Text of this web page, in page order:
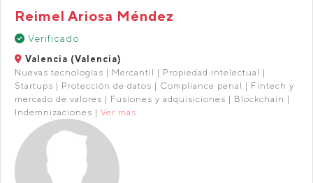
Reimel Ariosa Méndez
Verificado
Valencia (Valencia)
Nuevas tecnologías | Mercantil | Propiedad intelectual |
Startups | Protección de datos | Compliance penal | Fintech y
mercado de valores | Fusiones y adquisiciones | Blockchain |
Indemnizaciones | Ver más